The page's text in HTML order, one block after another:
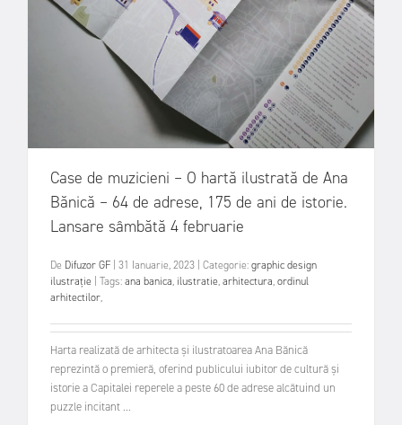
Case de muzicieni – O hartă ilustrată de Ana
Bănică – 64 de adrese, 175 de ani de istorie.
Lansare sâmbătă 4 februarie
De Difuzor GF 31 Ianuarie, 2023 Categorie:graphic design
ilustrație
Tags:ana banica, ilustratie,arhitectura,ordinul
arhitectilor,
Harta realizată de arhitecta și ilustratoarea Ana Bănică
reprezintă o premieră, oferind publicului iubitor de cultură și
istorie a Capitalei reperele a peste 60 de adrese alcătuind un
puzzle incitant ...